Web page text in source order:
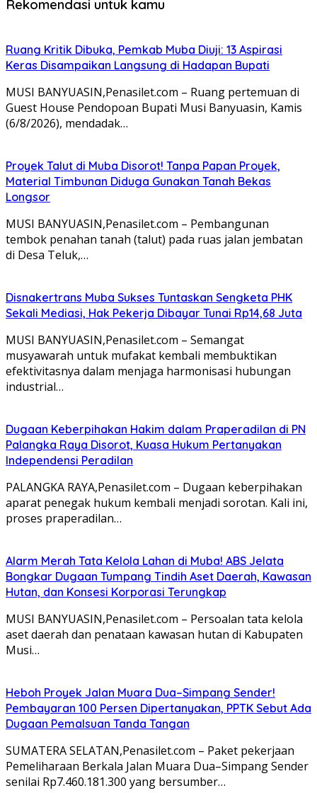
Rekomendasi untuk kamu
Ruang Kritik Dibuka, Pemkab Muba Diuji: 13 Aspirasi
Keras Disampaikan Langsung di Hadapan Bupati
MUSI BANYUASIN,Penasilet.com – Ruang pertemuan di
Guest House Pendopoan Bupati Musi Banyuasin, Kamis
(6/8/2026), mendadak…
Proyek Talut di Muba Disorot! Tanpa Papan Proyek,
Material Timbunan Diduga Gunakan Tanah Bekas
Longsor
MUSI BANYUASIN,Penasilet.com – Pembangunan
tembok penahan tanah (talut) pada ruas jalan jembatan
di Desa Teluk,…
Disnakertrans Muba Sukses Tuntaskan Sengketa PHK
Sekali Mediasi, Hak Pekerja Dibayar Tunai Rp14,68 Juta
MUSI BANYUASIN,Penasilet.com – Semangat
musyawarah untuk mufakat kembali membuktikan
efektivitasnya dalam menjaga harmonisasi hubungan
industrial…
Dugaan Keberpihakan Hakim dalam Praperadilan di PN
Palangka Raya Disorot, Kuasa Hukum Pertanyakan
Independensi Peradilan
PALANGKA RAYA,Penasilet.com – Dugaan keberpihakan
aparat penegak hukum kembali menjadi sorotan. Kali ini,
proses praperadilan…
Alarm Merah Tata Kelola Lahan di Muba! ABS Jelata
Bongkar Dugaan Tumpang Tindih Aset Daerah, Kawasan
Hutan, dan Konsesi Korporasi Terungkap
MUSI BANYUASIN,Penasilet.com – Persoalan tata kelola
aset daerah dan penataan kawasan hutan di Kabupaten
Musi…
Heboh Proyek Jalan Muara Dua–Simpang Sender!
Pembayaran 100 Persen Dipertanyakan, PPTK Sebut Ada
Dugaan Pemalsuan Tanda Tangan
SUMATERA SELATAN,Penasilet.com – Paket pekerjaan
Pemeliharaan Berkala Jalan Muara Dua–Simpang Sender
senilai Rp7.460.181.300 yang bersumber…